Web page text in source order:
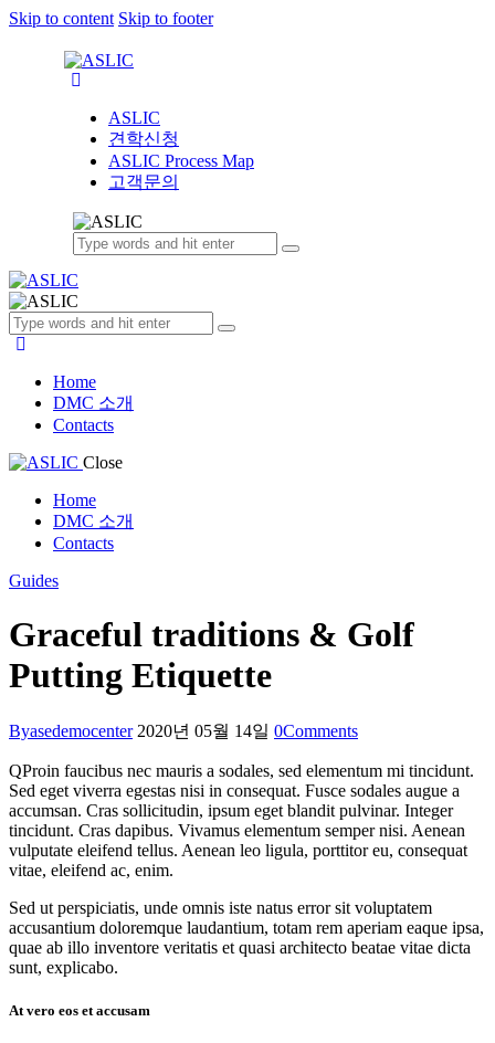
Skip to content Skip to footer
ASLIC
견학신청
ASLIC Process Map
고객문의
Home
DMC 소개
Contacts
Close
Home
DMC 소개
Contacts
Guides
Graceful traditions & Golf
Putting Etiquette
Byasedemocenter 2020년 05월 14일 0Comments
QProin faucibus nec mauris a sodales, sed elementum mi tincidunt.
Sed eget viverra egestas nisi in consequat. Fusce sodales augue a
accumsan. Cras sollicitudin, ipsum eget blandit pulvinar. Integer
tincidunt. Cras dapibus. Vivamus elementum semper nisi. Aenean
vulputate eleifend tellus. Aenean leo ligula, porttitor eu, consequat
vitae, eleifend ac, enim.
Sed ut perspiciatis, unde omnis iste natus error sit voluptatem
accusantium doloremque laudantium, totam rem aperiam eaque ipsa,
quae ab illo inventore veritatis et quasi architecto beatae vitae dicta
sunt, explicabo.
At vero eos et accusam